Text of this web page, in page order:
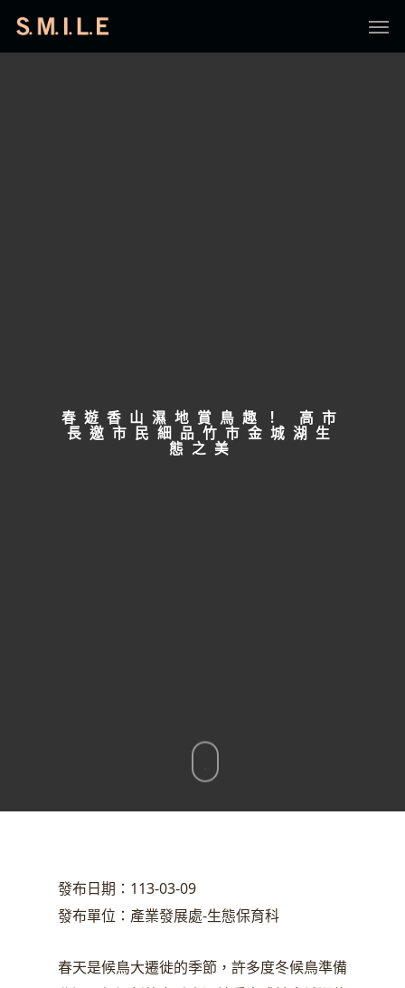
春遊香山濕地賞鳥趣！ 高市
長邀市民細品竹市金城湖生
態之美
發布日期：113-03-09
發布單位：產業發展處-生態保育科
春天是候鳥大遷徙的季節，許多度冬候鳥準備